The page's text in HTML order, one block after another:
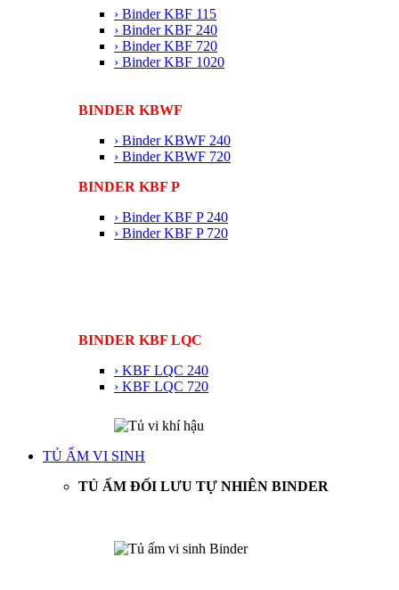
› Binder KBF 115
› Binder KBF 240
› Binder KBF 720
› Binder KBF 1020
BINDER KBWF
› Binder KBWF 240
› Binder KBWF 720
BINDER KBF P
› Binder KBF P 240
› Binder KBF P 720
BINDER KBF LQC
› KBF LQC 240
› KBF LQC 720
TỦ ẤM VI SINH
TỦ ẤM ĐỐI LƯU TỰ NHIÊN BINDER